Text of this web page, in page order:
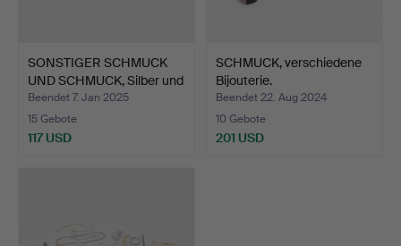
SONSTIGER SCHMUCK
UND SCHMUCK, Silber und
…
Beendet 7. Jan 2025
15 Gebote
117 USD
SCHMUCK, verschiedene
Bijouterie.
Beendet 22. Aug 2024
10 Gebote
201 USD